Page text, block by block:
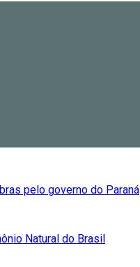
pelo governo do Paraná
Natural do Brasil